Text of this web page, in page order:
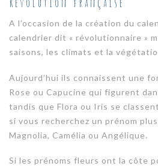
A l’occasion de la création du
calendrier dit « révolutionnaire »
saisons, les climats et la
Aujourd’hui ils connaissent une
Rose ou Capucine qui figurent
tandis que Flora ou Iris se
si vous recherchez un prénom
Magnolia, Camélia ou Angélique.
Si les prénoms fleurs ont la côte